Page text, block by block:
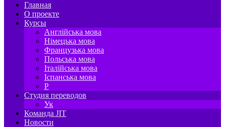
Главная
О проекте
Курсы
Англійська мова
Німецька мова
Французька мова
Польська мова
Італійська мова
Іспанська мова
P
Студия переводов
Ук
Команда JIT
Новости